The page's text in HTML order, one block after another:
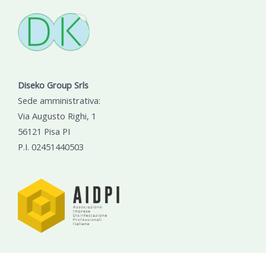
Diseko Group Srls
Sede amministrativa:
Via Augusto Righi, 1
56121 Pisa PI
P.I. 02451440503